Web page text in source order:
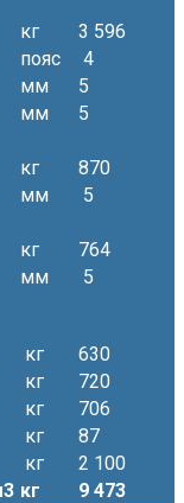
кг
3 596
пояс
4
мм
5
мм
5
кг
870
мм
5
кг
764
мм
5
кг
630
кг
720
кг
706
кг
87
кг
2 100
кг 9 473